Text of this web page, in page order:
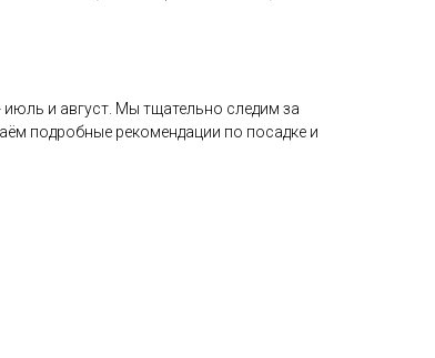
и август. Мы тщательно следим за
подробные рекомендации по посадке и